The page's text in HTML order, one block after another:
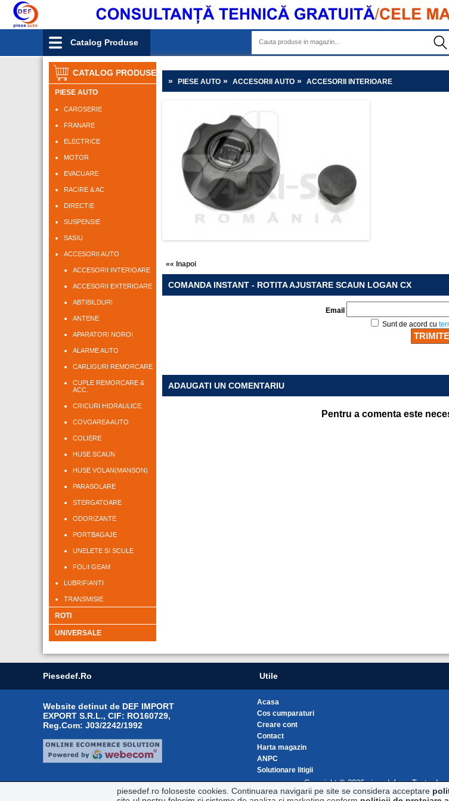
Catalog Produse
CATALOG PRODUSE
PIESE AUTO
CAROSERIE
FRANARE
ELECTRICE
MOTOR
EVACUARE
RACIRE & AC
DIRECTIE
SUSPENSIE
SASIU
ACCESORII AUTO
ACCESORII INTERIOARE
ACCESORII EXTERIOARE
ABTIBILDURI
ANTENE
APARATORI NOROI
ALARME AUTO
CARLIGURI REMORCARE
CUPLE REMORCARE &
ACC.
CRICURI HIDRAULICE
COVOAREA AUTO
COLIERE
HUSE SCAUN
HUSE VOLAN(MANSON)
PARASOLARE
STERGATOARE
ODORIZANTE
PORTBAGAJE
UNELETE SI SCULE
FOLII GEAM
LUBRIFIANTI
TRANSMISIE
ROTI
UNIVERSALE
» PIESE AUTO » ACCESORII AUTO » ACCESORII INTERIOARE
«« Inapoi
COMANDA INSTANT - ROTITA AJUSTARE SCAUN LOGAN CX
Email
Sunt de acord cu
ADAUGATI UN COMENTARIU
Pentru a comenta este
Piesedef.ro Utile
Website detinut de DEF IMPORT
EXPORT S.R.L., CIF: RO160729,
Reg.Com: J03/2242/1992
Acasa
Cos cumparaturi
Creare cont
Contact
Harta magazin
ANPC
Solutionare litigii
Copyright © 2026 piesedef.ro - Toate
piesedef.ro foloseste cookies. Continuarea navigarii pe site se considera acceptare